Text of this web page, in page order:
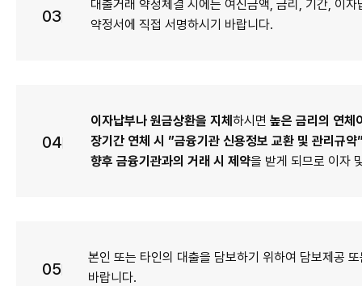
03
대출거래 약정체결 시에는 여신금액, 금리, 기간, 이
약정서에 직접 서명하시기 바랍니다.
04
이자납부나 원금상환을 지체 하시면 높은 금리의 연체
장기간 연체 시 ”금융기관 신용정보 교환 및 관리규
향후 금융기관과의 거래 시 제약을 받게 되므로 이자
05
본인 또는 타인의 대출을 담보하기 위하여 담보제공
바랍니다.